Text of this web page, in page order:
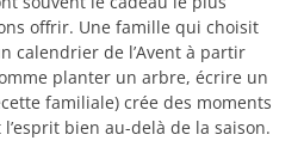
offrir. Une famille qui choisit
calendrier de l’Avent à partir
planter un arbre, écrire un
familiale) crée des moments
bien au-delà de la saison.